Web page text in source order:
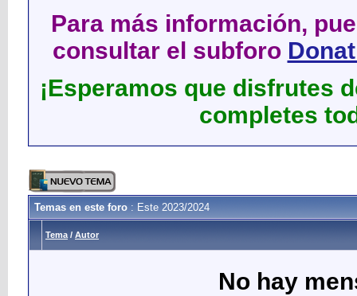
Para más información,
consultar el subforo
¡Esperamos que disfrutes
completes
Temas en este foro : Este 2023/2024
Tema / Autor
No hay